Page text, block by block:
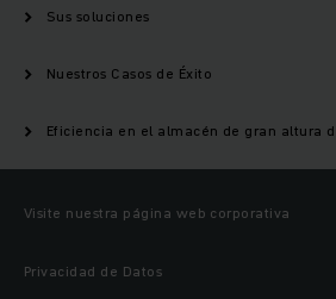
Sus soluciones
Nuestros Casos de Éxito
Eficiencia en el almacén de gran altura
Visite nuestra página web corporativa
Privacidad de Datos